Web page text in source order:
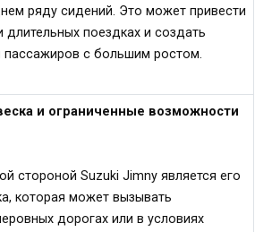
ряду сидений. Это может привести
длительных поездках и создать
пассажиров с большим ростом.
и ограниченные возможности
стороной Suzuki Jimny является его
которая может вызывать
дорогах или в условиях